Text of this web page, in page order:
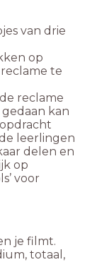
van drie
op
te
reclame
kan
leerlingen
delen en
op
voor
je filmt.
totaal,